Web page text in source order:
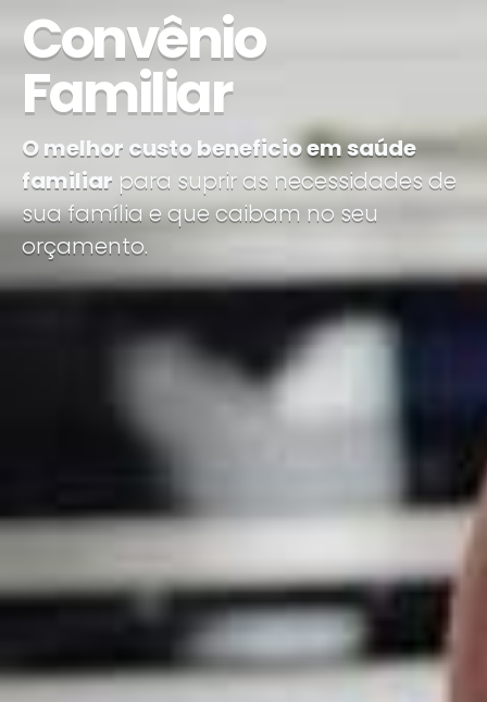
Convênio
Familiar
O melhor custo beneficio em saúde
familiar para suprir as necessidades de
sua família e que caibam no seu
orçamento.